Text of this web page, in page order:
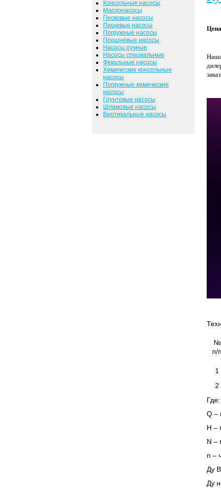
Консольные насосы
Маслонасосы
Песковые насосы
Пищевые насосы
Погружные насосы
Поршневые насосы
Насосы ручные
Насосы специальные
Фекальные насосы
Химические консольные
насосы
Погружные химические
насосы
Грунтовые насосы
Шламовые насосы
Вертикальные насосы
Наша
№
п/
1
2
Q –
Н –
N –
n –
Ду
Ду